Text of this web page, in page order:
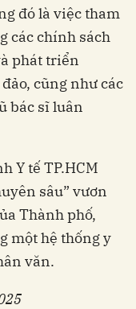
đó là việc tham
các chính sách
phát triển
cũng như các
bác sĩ luân
Y tế TP.HCM
sâu” vươn
Thành phố,
một hệ thống y
văn.